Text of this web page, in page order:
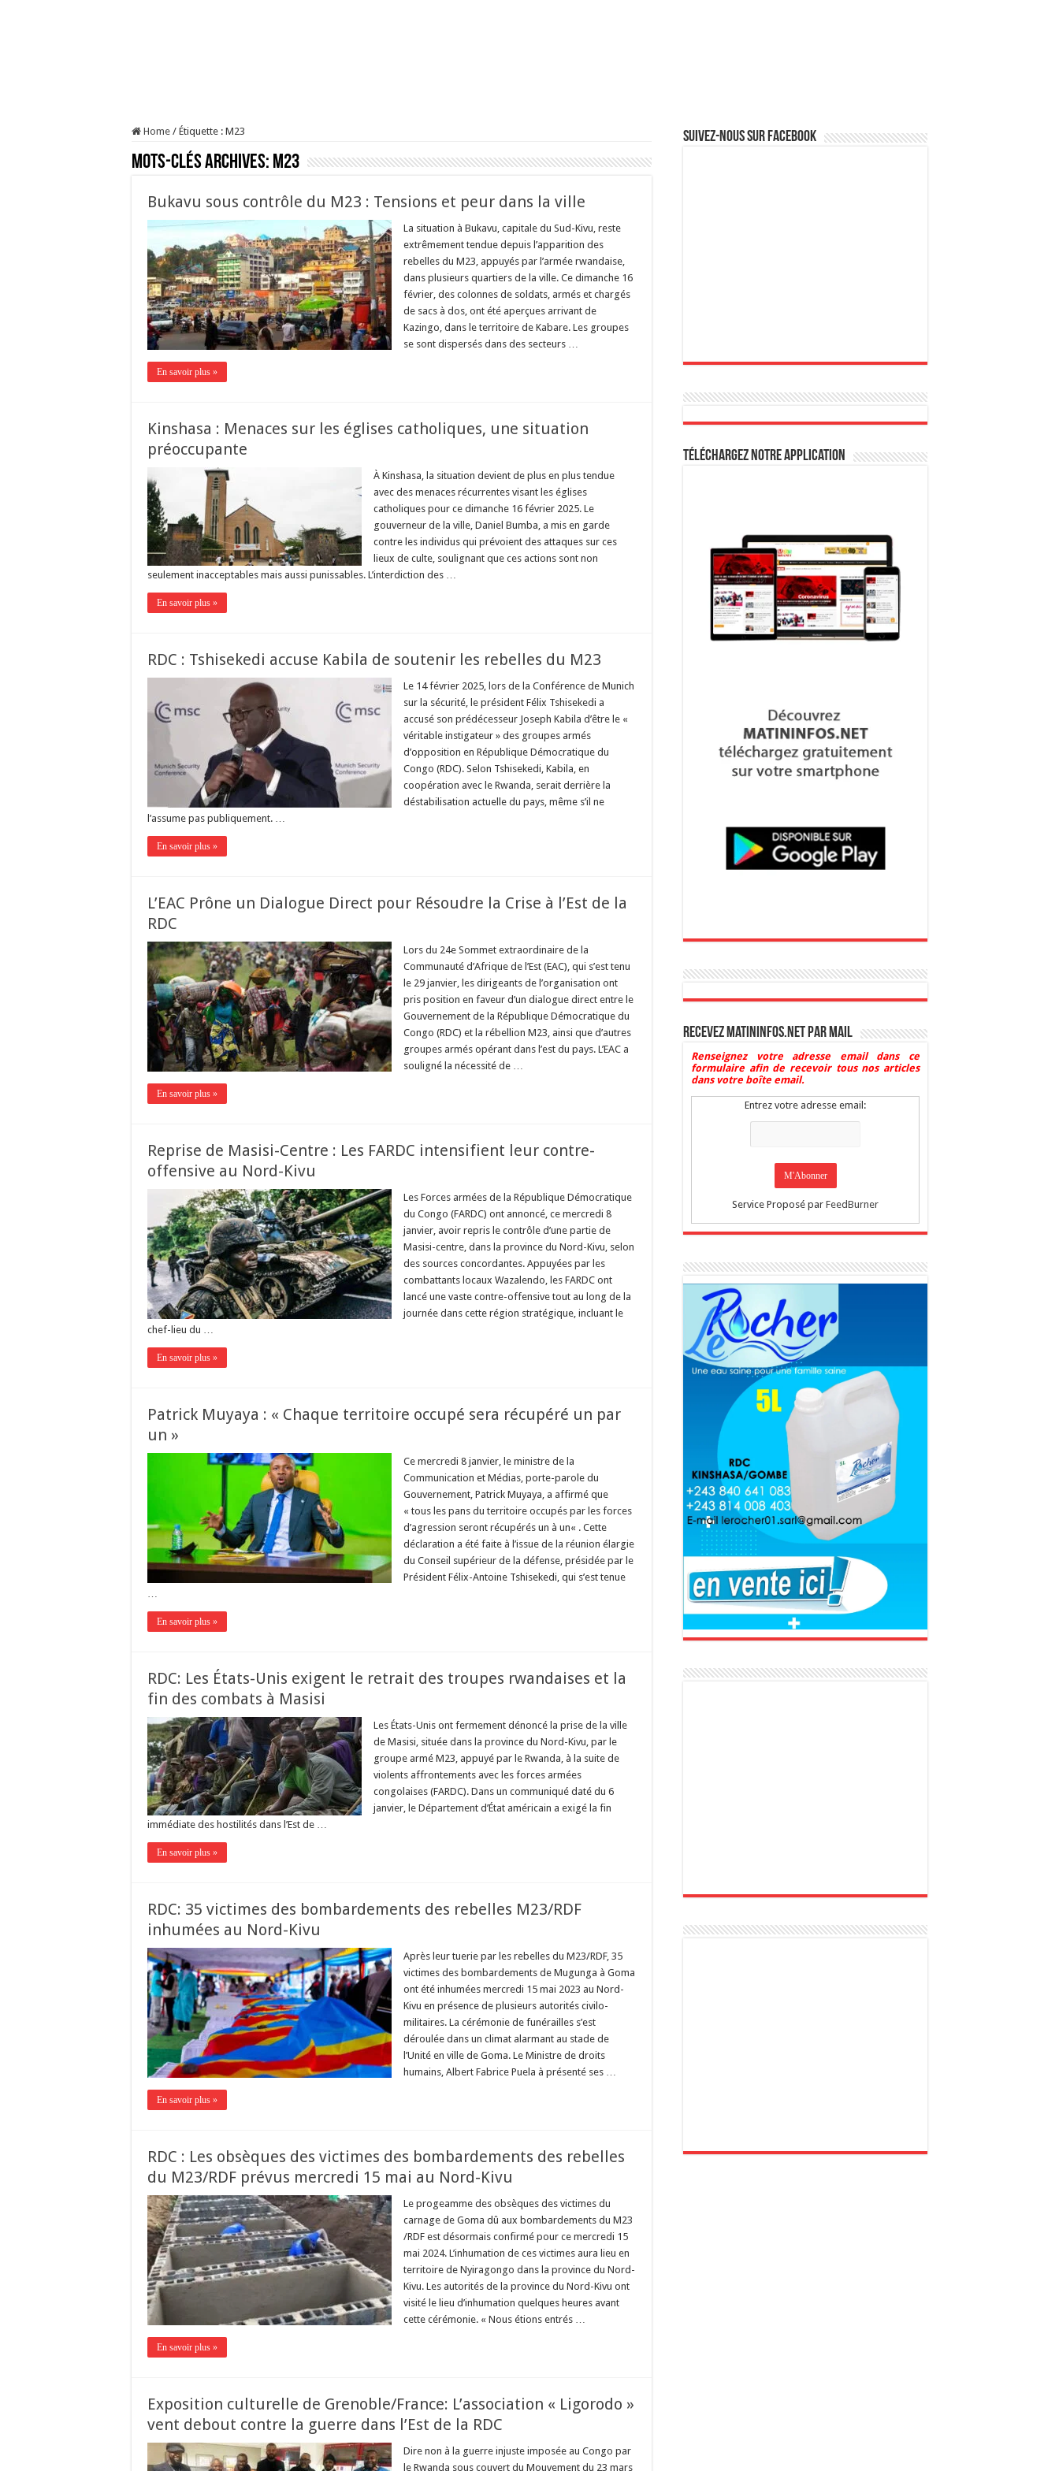
Home / Étiquette : M23
Mots-clés Archives: M23
Bukavu sous contrôle du M23 : Tensions et peur dans la ville
La situation à Bukavu, capitale du Sud-Kivu, reste
extrêmement tendue depuis l’apparition des
rebelles du M23, appuyés par l’armée rwandaise,
dans plusieurs quartiers de la ville. Ce dimanche 16
février, des colonnes de soldats, armés et chargés
de sacs à dos, ont été aperçues arrivant de
Kazingo, dans le territoire de Kabare. Les groupes
se sont dispersés dans des secteurs …
En savoir plus »
Kinshasa : Menaces sur les églises catholiques, une situation
préoccupante
À Kinshasa, la situation devient de plus en plus tendue
avec des menaces récurrentes visant les églises
catholiques pour ce dimanche 16 février 2025. Le
gouverneur de la ville, Daniel Bumba, a mis en garde
contre les individus qui prévoient des attaques sur ces
lieux de culte, soulignant que ces actions sont non
seulement inacceptables mais aussi punissables. L’interdiction des …
En savoir plus »
RDC : Tshisekedi accuse Kabila de soutenir les rebelles du M23
Le 14 février 2025, lors de la Conférence de Munich
sur la sécurité, le président Félix Tshisekedi a
accusé son prédécesseur Joseph Kabila d’être le «
véritable instigateur » des groupes armés
d’opposition en République Démocratique du
Congo (RDC). Selon Tshisekedi, Kabila, en
coopération avec le Rwanda, serait derrière la
déstabilisation actuelle du pays, même s’il ne
l’assume pas publiquement. …
En savoir plus »
L’EAC Prône un Dialogue Direct pour Résoudre la Crise à l’Est de la
RDC
Lors du 24e Sommet extraordinaire de la
Communauté d’Afrique de l’Est (EAC), qui s’est tenu
le 29 janvier, les dirigeants de l’organisation ont
pris position en faveur d’un dialogue direct entre le
Gouvernement de la République Démocratique du
Congo (RDC) et la rébellion M23, ainsi que d’autres
groupes armés opérant dans l’est du pays. L’EAC a
souligné la nécessité de …
En savoir plus »
Reprise de Masisi-Centre : Les FARDC intensifient leur contre-
offensive au Nord-Kivu
Les Forces armées de la République Démocratique
du Congo (FARDC) ont annoncé, ce mercredi 8
janvier, avoir repris le contrôle d’une partie de
Masisi-centre, dans la province du Nord-Kivu, selon
des sources concordantes. Appuyées par les
combattants locaux Wazalendo, les FARDC ont
lancé une vaste contre-offensive tout au long de la
journée dans cette région stratégique, incluant le
chef-lieu du …
En savoir plus »
Patrick Muyaya : « Chaque territoire occupé sera récupéré un par
un »
Ce mercredi 8 janvier, le ministre de la
Communication et Médias, porte-parole du
Gouvernement, Patrick Muyaya, a affirmé que
« tous les pans du territoire occupés par les forces
d’agression seront récupérés un à un« . Cette
déclaration a été faite à l’issue de la réunion élargie
du Conseil supérieur de la défense, présidée par le
Président Félix-Antoine Tshisekedi, qui s’est tenue
…
En savoir plus »
RDC: Les États-Unis exigent le retrait des troupes rwandaises et la
fin des combats à Masisi
Les États-Unis ont fermement dénoncé la prise de la ville
de Masisi, située dans la province du Nord-Kivu, par le
groupe armé M23, appuyé par le Rwanda, à la suite de
violents affrontements avec les forces armées
congolaises (FARDC). Dans un communiqué daté du 6
janvier, le Département d’État américain a exigé la fin
immédiate des hostilités dans l’Est de …
En savoir plus »
RDC: 35 victimes des bombardements des rebelles M23/RDF
inhumées au Nord-Kivu
Après leur tuerie par les rebelles du M23/RDF, 35
victimes des bombardements de Mugunga à Goma
ont été inhumées mercredi 15 mai 2023 au Nord-
Kivu en présence de plusieurs autorités civilo-
militaires. La cérémonie de funérailles s’est
déroulée dans un climat alarmant au stade de
l’Unité en ville de Goma. Le Ministre de droits
humains, Albert Fabrice Puela à présenté ses …
En savoir plus »
RDC : Les obsèques des victimes des bombardements des rebelles
du M23/RDF prévus mercredi 15 mai au Nord-Kivu
Le progeamme des obsèques des victimes du
carnage de Goma dû aux bombardements du M23
/RDF est désormais confirmé pour ce mercredi 15
mai 2024. L’inhumation de ces victimes aura lieu en
territoire de Nyiragongo dans la province du Nord-
Kivu. Les autorités de la province du Nord-Kivu ont
visité le lieu d’inhumation quelques heures avant
cette cérémonie. « Nous étions entrés …
En savoir plus »
Exposition culturelle de Grenoble/France: L’association « Ligorodo »
vent debout contre la guerre dans l’Est de la RDC
Dire non à la guerre injuste imposée au Congo par
le Rwanda sous couvert du Mouvement du 23 mars
Suivez-nous sur Facebook
Téléchargez notre Application
Recevez Matininfos.net par mail
Renseignez votre adresse email dans ce
formulaire afin de recevoir tous nos articles
dans votre boîte email.
Entrez votre adresse email:
Service Proposé par FeedBurner